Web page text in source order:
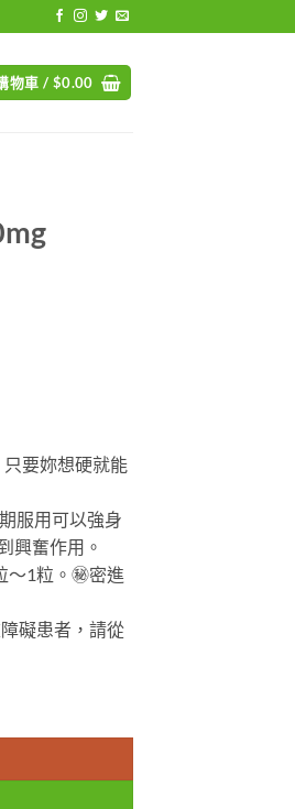
物車 / $0.00
只要妳想硬就能
服用可以強身
興奮作用。
1粒。 ㊙️密進
礙患者，請從